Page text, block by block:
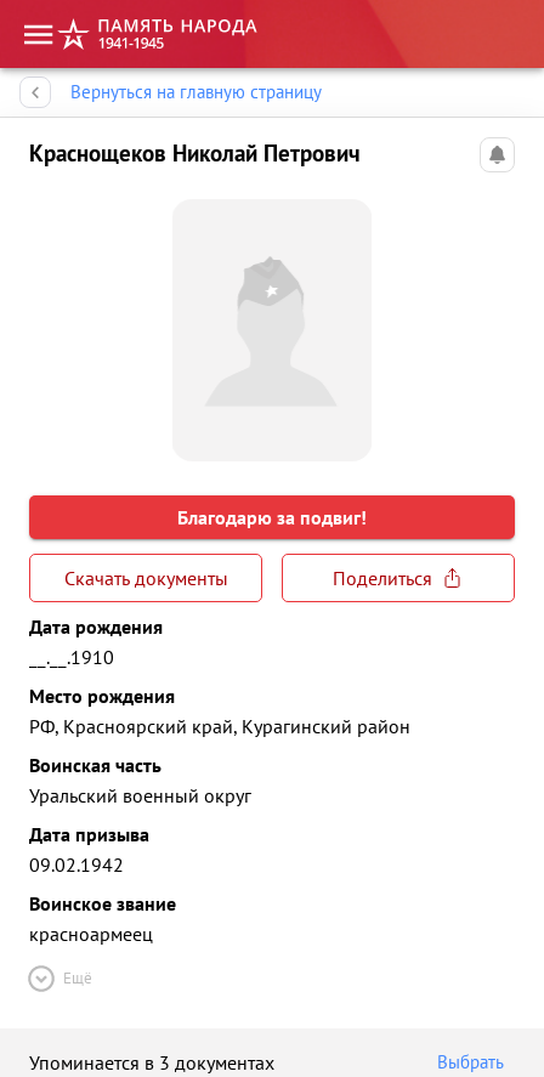
Вернуться на главную страницу
Краснощеков Николай Петрович
Благодарю за подвиг!
Скачать документы
Поделиться
Дата рождения
__.__.1910
Место рождения
РФ, Красноярский край, Курагинский район
Воинская часть
Уральский военный округ
Дата призыва
09.02.1942
Воинское звание
красноармеец
Ещё
Упоминается в 3 документах Выбрать
Память народа